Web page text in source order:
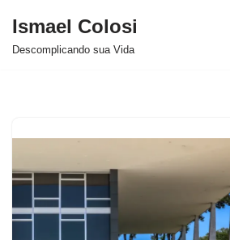
Avançar
Ismael Colosi
Descomplicando sua Vida